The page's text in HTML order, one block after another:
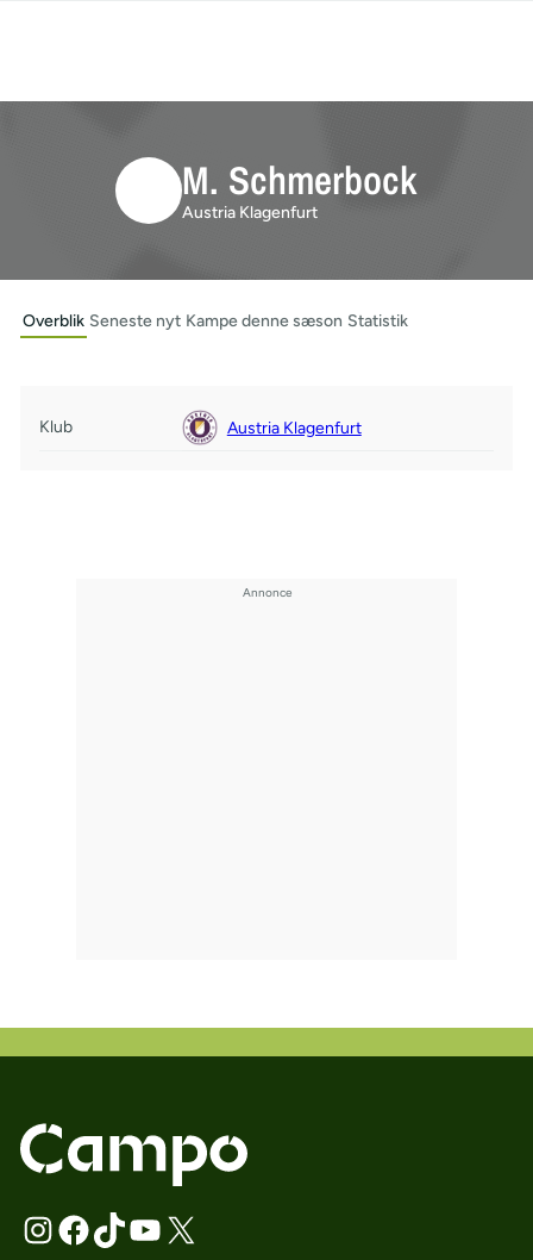
M. Schmerbock
Austria Klagenfurt
Overblik Seneste nyt Kampe denne sæson Statistik
Klub Austria Klagenfurt